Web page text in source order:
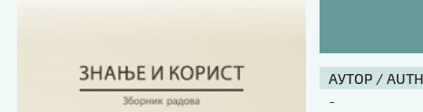
АУТОР /
-